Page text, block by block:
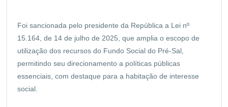
Foi sancionada pelo presidente da República a Lei nº
15.164, de 14 de julho de 2025, que amplia o escopo de
utilização dos recursos do Fundo Social do Pré-Sal,
permitindo seu direcionamento a políticas públicas
essenciais, com destaque para a habitação de interesse
social.